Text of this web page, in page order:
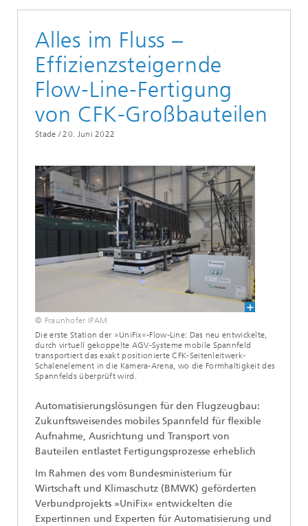
Alles im Fluss –
Effizienzsteigernde
Flow-Line-Fertigung
von CFK-Großbauteilen
Stade / 20. Juni 2022
© Fraunhofer IFAM
Die erste Station der »UniFix«-Flow-Line: Das neu entwickelte,
durch virtuell gekoppelte AGV-Systeme mobile Spannfeld
transportiert das exakt positionierte CFK-Seitenleitwerk-
Schalenelement in die Kamera-Arena, wo die Formhaltigkeit des
Spannfelds überprüft wird.
Automatisierungslösungen für den Flugzeugbau:
Zukunftsweisendes mobiles Spannfeld für flexible
Aufnahme, Ausrichtung und Transport von
Bauteilen entlastet Fertigungsprozesse erheblich
Im Rahmen des vom Bundesministerium für
Wirtschaft und Klimaschutz (BMWK) geförderten
Verbundprojekts »UniFix« entwickelten die
Expertinnen und Experten für Automatisierung und